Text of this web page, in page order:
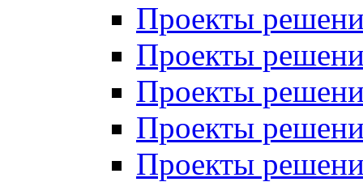
Проекты
Проекты
Проекты
Проекты
Проекты